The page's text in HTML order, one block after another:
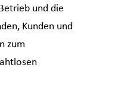
und die
Kunden und
zum